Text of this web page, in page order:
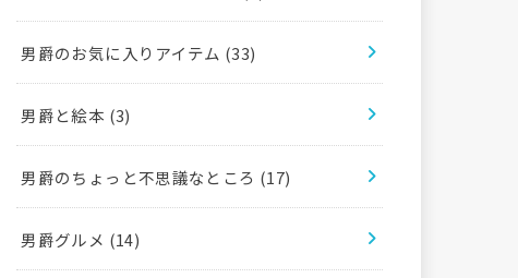
男爵のお気に入りアイテム (33)
男爵と絵本 (3)
男爵のちょっと不思議なところ (17)
男爵グルメ (14)